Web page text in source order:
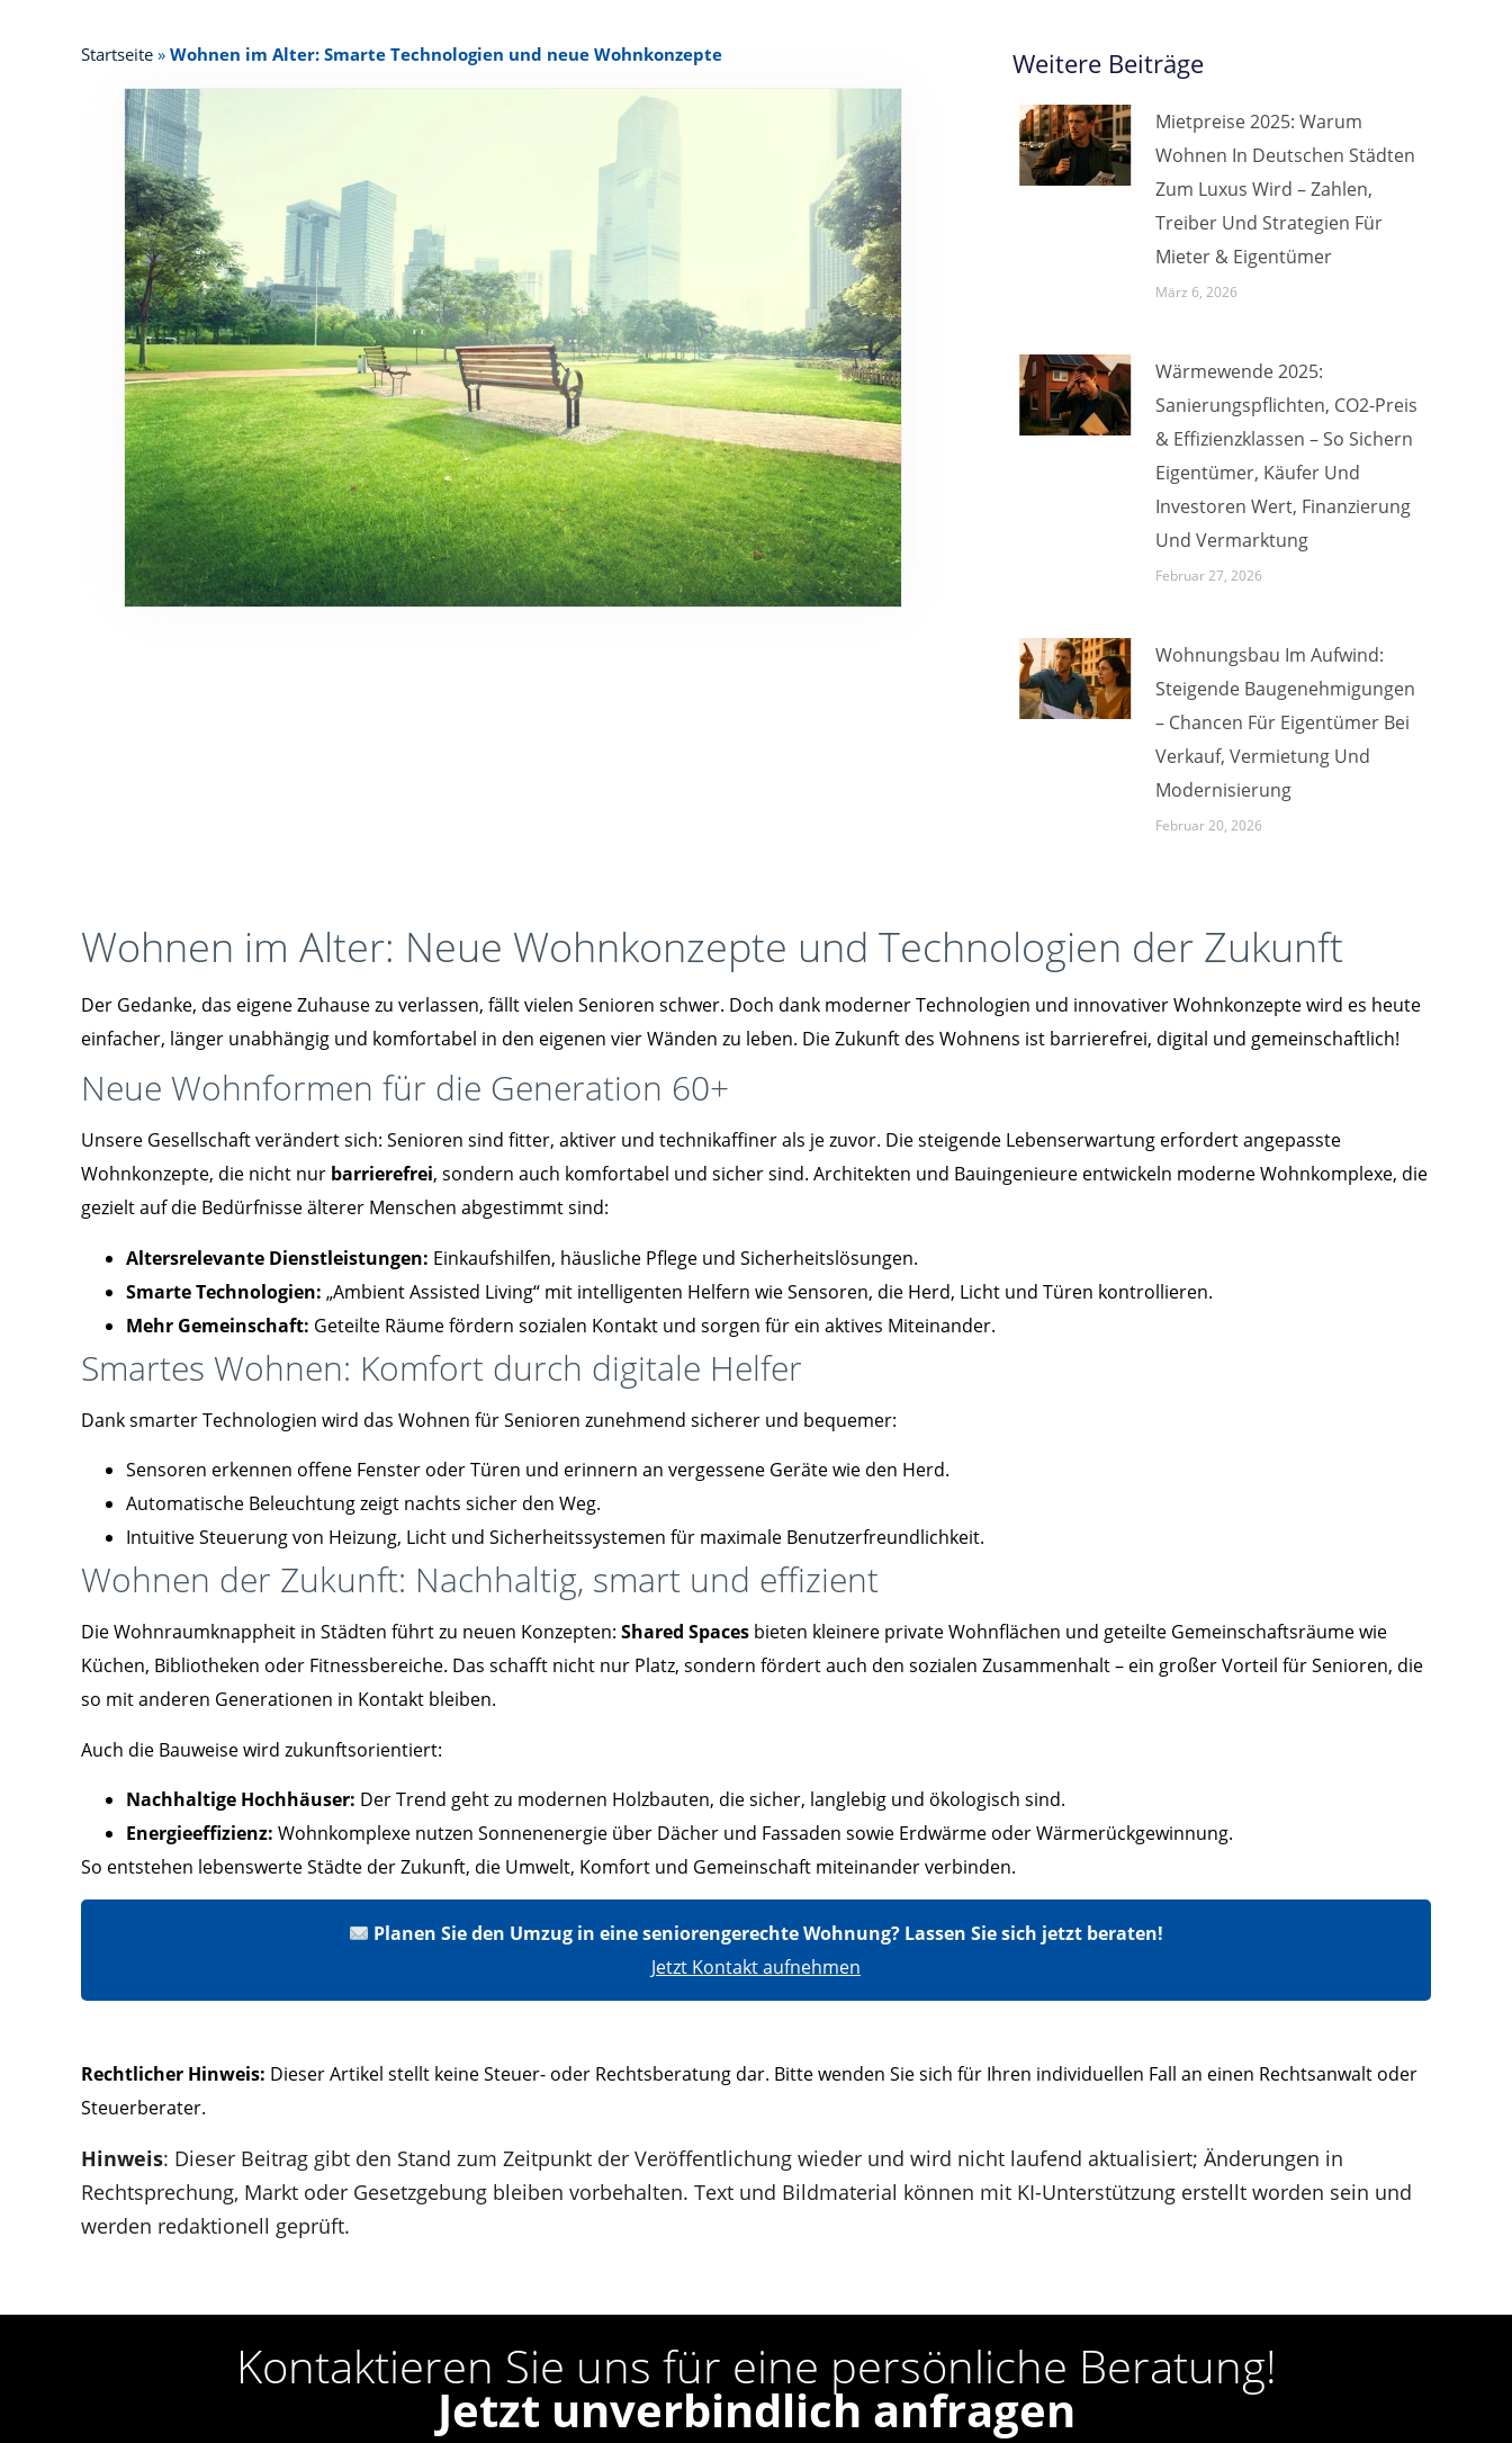
Startseite » Wohnen im Alter: Smarte Technologien und neue Wohnkonzepte Weitere Beiträge
Mietpreise 2025: Warum
Wohnen In Deutschen Städten
Zum Luxus Wird – Zahlen,
Treiber Und Strategien Für
Mieter & Eigentümer
März 6, 2026
Wärmewende 2025:
Sanierungspflichten, CO2-Preis
& Effizienzklassen – So Sichern
Eigentümer, Käufer Und
Investoren Wert, Finanzierung
Und Vermarktung
Februar 27, 2026
Wohnungsbau Im Aufwind:
Steigende Baugenehmigungen
– Chancen Für Eigentümer Bei
Verkauf, Vermietung Und
Modernisierung
Februar 20, 2026
Wohnen im Alter: Neue Wohnkonzepte und Technologien der Zukunft
Der Gedanke, das eigene Zuhause zu verlassen, fällt vielen Senioren schwer. Doch dank moderner Technologien und innovativer Wohnkonzepte wird es heute
einfacher, länger unabhängig und komfortabel in den eigenen vier Wänden zu leben. Die Zukunft des Wohnens ist barrierefrei, digital und gemeinschaftlich!
Neue Wohnformen für die Generation 60+
Unsere Gesellschaft verändert sich: Senioren sind fitter, aktiver und technikaffiner als je zuvor. Die steigende Lebenserwartung erfordert angepasste
Wohnkonzepte, die nicht nur barrierefrei, sondern auch komfortabel und sicher sind. Architekten und Bauingenieure entwickeln moderne Wohnkomplexe, die
gezielt auf die Bedürfnisse älterer Menschen abgestimmt sind:
Altersrelevante Dienstleistungen: Einkaufshilfen, häusliche Pflege und Sicherheitslösungen.
Smarte Technologien: „Ambient Assisted Living“ mit intelligenten Helfern wie Sensoren, die Herd, Licht und Türen kontrollieren.
Mehr Gemeinschaft: Geteilte Räume fördern sozialen Kontakt und sorgen für ein aktives Miteinander.
Smartes Wohnen: Komfort durch digitale Helfer
Dank smarter Technologien wird das Wohnen für Senioren zunehmend sicherer und bequemer:
Sensoren erkennen offene Fenster oder Türen und erinnern an vergessene Geräte wie den Herd.
Automatische Beleuchtung zeigt nachts sicher den Weg.
Intuitive Steuerung von Heizung, Licht und Sicherheitssystemen für maximale Benutzerfreundlichkeit.
Wohnen der Zukunft: Nachhaltig, smart und effizient
Die Wohnraumknappheit in Städten führt zu neuen Konzepten: Shared Spaces bieten kleinere private Wohnflächen und geteilte Gemeinschaftsräume wie
Küchen, Bibliotheken oder Fitnessbereiche. Das schafft nicht nur Platz, sondern fördert auch den sozialen Zusammenhalt – ein großer Vorteil für Senioren, die
so mit anderen Generationen in Kontakt bleiben.
Auch die Bauweise wird zukunftsorientiert:
Nachhaltige Hochhäuser: Der Trend geht zu modernen Holzbauten, die sicher, langlebig und ökologisch sind.
Energieeffizienz: Wohnkomplexe nutzen Sonnenenergie über Dächer und Fassaden sowie Erdwärme oder Wärmerückgewinnung.
So entstehen lebenswerte Städte der Zukunft, die Umwelt, Komfort und Gemeinschaft miteinander verbinden.
Planen Sie den Umzug in eine seniorengerechte Wohnung? Lassen Sie sich jetzt beraten!
Jetzt Kontakt aufnehmen
Rechtlicher Hinweis: Dieser Artikel stellt keine Steuer- oder Rechtsberatung dar. Bitte wenden Sie sich für Ihren individuellen Fall an einen Rechtsanwalt oder
Steuerberater.
Hinweis: Dieser Beitrag gibt den Stand zum Zeitpunkt der Veröffentlichung wieder und wird nicht laufend aktualisiert; Änderungen in
Rechtsprechung, Markt oder Gesetzgebung bleiben vorbehalten. Text und Bildmaterial können mit KI-Unterstützung erstellt worden sein und
werden redaktionell geprüft.
Kontaktieren Sie uns für eine persönliche Beratung!
Jetzt unverbindlich anfragen